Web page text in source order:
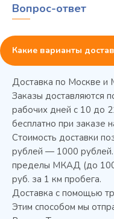
Колода
Вопрос-ответ
Какие варианты
Доставка по Москве и
Заказы доставляются
рабочих дней с 10 до
бесплатно при заказе
Стоимость доставки
рублей — 1000
пределы МКАД (до 100
руб. за 1 км пробега.
Доставка с помощью
Этим способом мы